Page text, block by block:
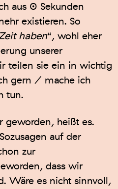
aus 0 Sekunden
existieren. So
haben“, wohl eher
unserer
teilen sie ein in wichtig
gern / mache ich
tun.
geworden, heißt es.
auf der
zur
dass wir
Wäre es nicht sinnvoll,